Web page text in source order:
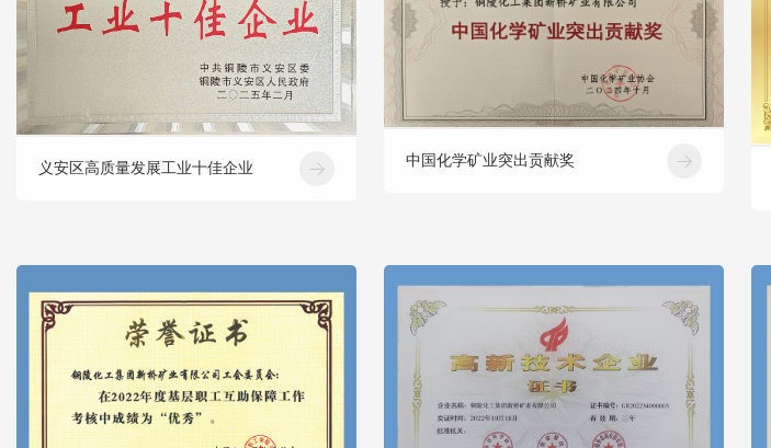
义安区高质量发展工业十佳企业
中国化学矿业突出贡献奖